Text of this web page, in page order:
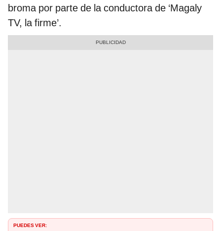
broma por parte de la conductora de ‘Magaly
TV, la firme’.
PUEDES VER: